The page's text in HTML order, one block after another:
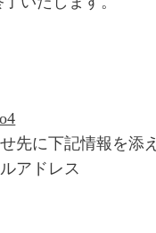
先に下記情報を添
アドレス